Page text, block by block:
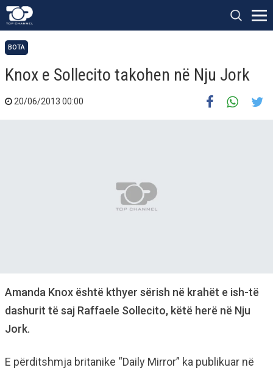
BOTA
Knox e Sollecito takohen në Nju Jork
20/06/2013 00:00
Amanda Knox është kthyer sërish në krahët e ish-të
dashurit të saj Raffaele Sollecito, këtë herë në Nju
Jork.
E përditshmja britanike “Daily Mirror” ka publikuar në